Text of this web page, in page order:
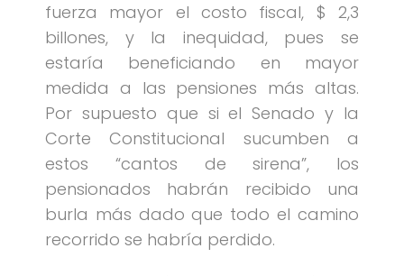
fuerza mayor el costo fiscal, $ 2,3
billones, y la inequidad, pues se
estaría beneficiando en mayor
medida a las pensiones más altas.
Por supuesto que si el Senado y la
Corte Constitucional sucumben a
estos “cantos de sirena”, los
pensionados habrán recibido una
burla más dado que todo el camino
recorrido se habría perdido.